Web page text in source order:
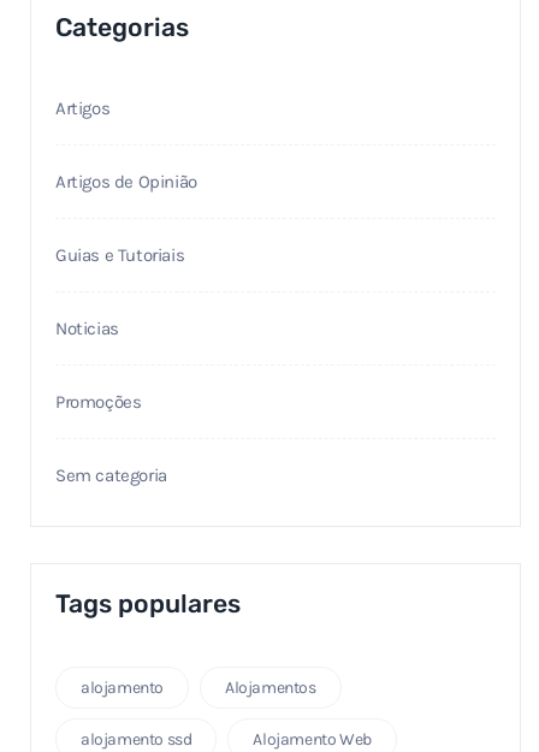
Categorias
Artigos
Artigos de Opinião
Guias e Tutoriais
Noticias
Promoções
Sem categoria
Tags populares
alojamento Alojamentos
alojamento ssd Alojamento Web